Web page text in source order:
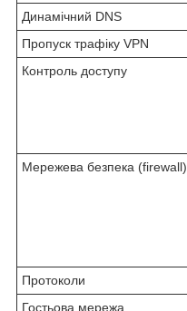
Динамічний DNS
Пропуск трафіку VPN
Контроль доступу
Мережева безпека (firewall)
Протоколи
Гостьова мережа